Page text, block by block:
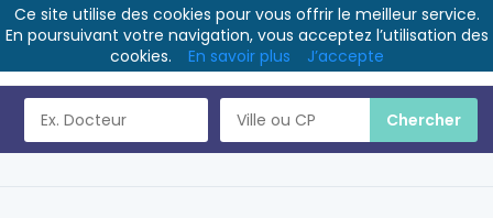
Ce site utilise des cookies pour vous offrir le meilleur service.
En poursuivant votre navigation, vous acceptez l’utilisation des
cookies.
En savoir plus J’accepte